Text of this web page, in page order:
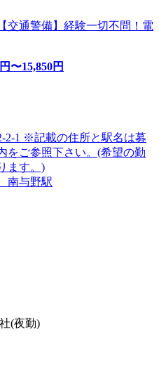
交通警備】経験一切不問！電
円〜15,850円
2-1 ※記載の住所と駅名は募
をご参照下さい。(希望の勤
ます。)
南与野駅
(夜勤)